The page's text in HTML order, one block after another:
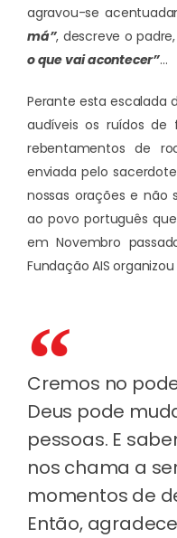
agravou-se
má”, descreve o
o que vai acontecer”…
Perante esta escalada
audíveis os ruídos de
rebentamentos de
enviada pelo
nossas orações e não
ao povo português
em Novembro
Fundação AIS
Cremos no
Deus pode
pessoas. E
nos chama a
momentos de
Então,